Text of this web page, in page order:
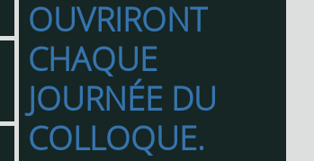
OUVRIRONT
CHAQUE
JOURNÉE DU
COLLOQUE.